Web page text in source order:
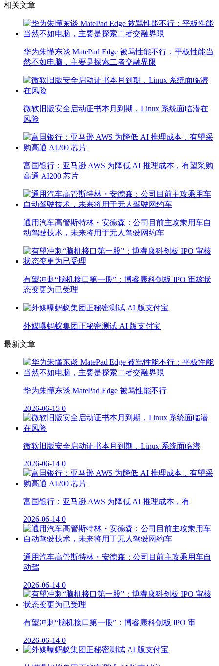
相关文章
华为朱懂东谈 MatePad Edge 被骂性能不行：平板性能当
然不如电脑，主要是探索二者交融界限
微软旧版安全启动证书本月到期，Linux 系统面临潜在
风险
富国银行：亚马逊 AWS 为降低 AI 推理成本，有望采购
高通 AI200 芯片
通用汽车高管斯特林・安德森：公司目前主攻乘用车自
动驾驶技术，未来将用于无人驾驶网约车
有望冲刺“脑机接口第一股”：博睿康科创板 IPO 审核状
态变更为已受理
外媒曝蚂蚁集团正秘密测试 AI 版支付宝
最新文章
华为朱懂东谈 MatePad Edge 被骂性能不行
2026-06-15 0
微软旧版安全启动证书本月到期，Linux 系统面临潜
2026-06-14 0
富国银行：亚马逊 AWS 为降低 AI 推理成本，有
2026-06-14 0
通用汽车高管斯特林・安德森：公司目前主攻乘用车自
动驾
2026-06-14 0
有望冲刺“脑机接口第一股”：博睿康科创板 IPO 审
2026-06-14 0